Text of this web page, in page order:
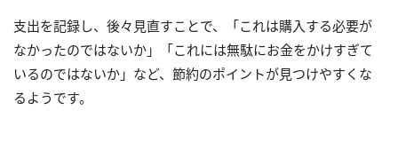
支出を記録し、後々見直すことで、「これは購入する必要が
なかったのではないか」「これには無駄にお金をかけすぎて
いるのではないか」など、節約のポイントが見つけやすくな
るようです。